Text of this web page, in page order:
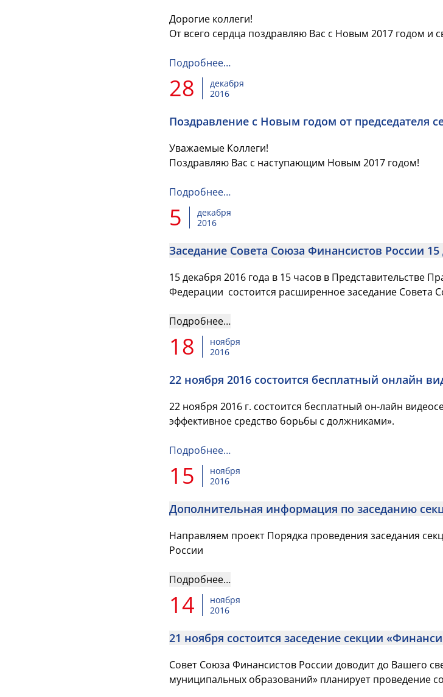
Дорогие коллеги!
От всего сердца поздравляю Вас с Новым 2017 годом
Подробнее…
28
декабря
2016
Поздравление с Новым годом от председателя
Уважаемые Коллеги!
Поздравляю Вас с наступающим Новым 2017 годом!
Подробнее…
5
декабря
2016
Заседание Совета Союза Финансистов России 15
15 декабря 2016 года в 15 часов в Представительстве
Федерации состоится расширенное заседание Совета
Подробнее…
18
ноября
2016
22 ноября 2016 состоится бесплатный онлайн
22 ноября 2016 г. состоится бесплатный он-лайн
эффективное средство борьбы с должниками».
Подробнее…
15
ноября
2016
Дополнительная информация по заседанию
Направляем проект Порядка проведения заседания
России
Подробнее…
14
ноября
2016
21 ноября состоится заседение секции
Совет Союза Финансистов России доводит до Вашего
муниципальных образований» планирует проведение